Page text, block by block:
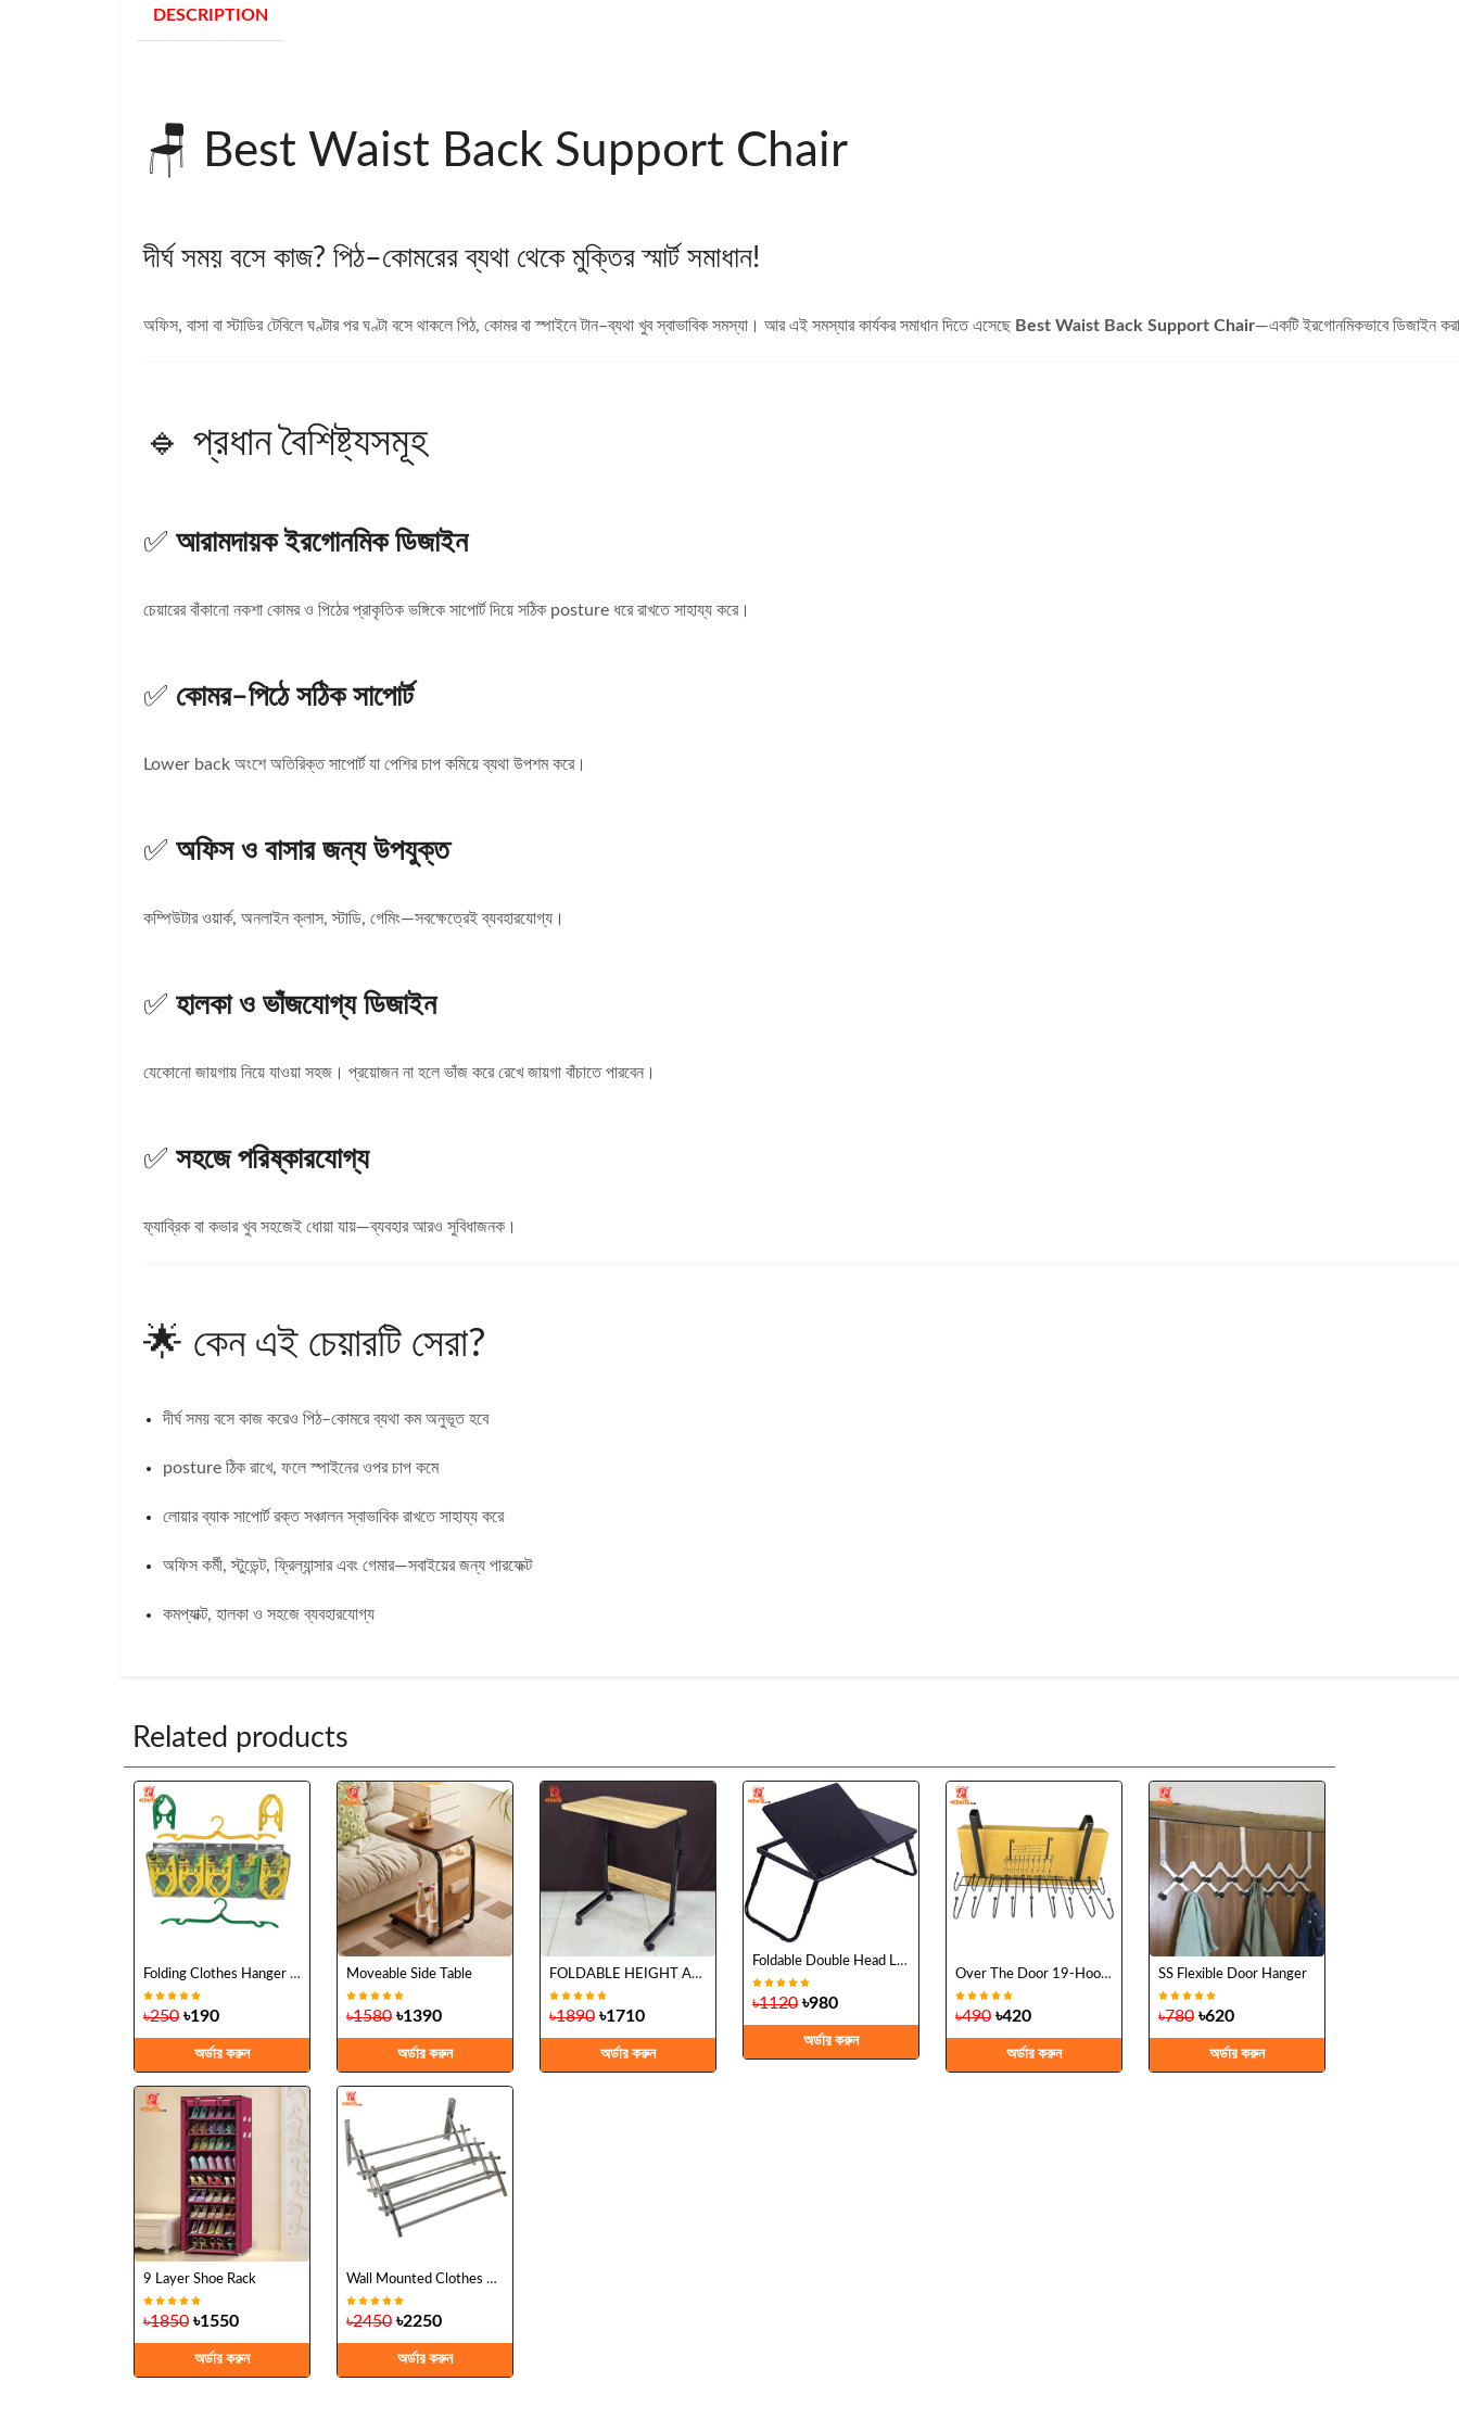
DESCRIPTION
🪑 Best Waist Back Support Chair
দীর্ঘ সময় বসে কাজ? পিঠ–কোমরের ব্যথা থেকে মুক্তির স্মার্ট সমাধান!
অফিস, বাসা বা স্টাডির টেবিলে ঘণ্টার পর ঘণ্টা বসে থাকলে পিঠ, কোমর বা স্পাইনে টান–ব্যথা খুব স্বাভাবিক সমস্যা। আর এই সমস্যার কার্যকর সমাধান দিতে এসেছে Best Waist Back Support Chair—একটি ইরগোনমিকভাবে ডিজাইন
🔹 প্রধান বৈশিষ্ট্যসমূহ
✅ আরামদায়ক ইরগোনমিক ডিজাইন
চেয়ারের বাঁকানো নকশা কোমর ও পিঠের প্রাকৃতিক ভঙ্গিকে সাপোর্ট দিয়ে সঠিক posture ধরে রাখতে সাহায্য করে।
✅ কোমর–পিঠে সঠিক সাপোর্ট
Lower back অংশে অতিরিক্ত সাপোর্ট যা পেশির চাপ কমিয়ে ব্যথা উপশম করে।
✅ অফিস ও বাসার জন্য উপযুক্ত
কম্পিউটার ওয়ার্ক, অনলাইন ক্লাস, স্টাডি, গেমিং—সবক্ষেত্রেই ব্যবহারযোগ্য।
✅ হালকা ও ভাঁজযোগ্য ডিজাইন
যেকোনো জায়গায় নিয়ে যাওয়া সহজ। প্রয়োজন না হলে ভাঁজ করে রেখে জায়গা বাঁচাতে পারবেন।
✅ সহজে পরিষ্কারযোগ্য
ফ্যাব্রিক বা কভার খুব সহজেই ধোয়া যায়—ব্যবহার আরও সুবিধাজনক।
🌟 কেন এই চেয়ারটি সেরা?
দীর্ঘ সময় বসে কাজ করেও পিঠ–কোমরে ব্যথা কম অনুভূত হবে
posture ঠিক রাখে, ফলে স্পাইনের ওপর চাপ কমে
লোয়ার ব্যাক সাপোর্ট রক্ত সঞ্চালন স্বাভাবিক রাখতে সাহায্য করে
অফিস কর্মী, স্টুডেন্ট, ফ্রিল্যান্সার এবং গেমার—সবাইয়ের জন্য পারফেক্ট
কমপ্যাক্ট, হালকা ও সহজে ব্যবহারযোগ্য
Related products
Folding Clothes Hanger (5-pcs)
৳250 ৳190
অর্ডার করুন
Moveable Side Table
৳1580 ৳1390
অর্ডার করুন
FOLDABLE HEIGHT ADJUSTABLE READING TABLE
৳1890 ৳1710
অর্ডার করুন
Foldable Double Head Laptop Table
৳1120 ৳980
অর্ডার করুন
Over The Door 19-Hook Hanger
৳490 ৳420
অর্ডার করুন
SS Flexible Door Hanger
৳780 ৳620
অর্ডার করুন
9 Layer Shoe Rack
৳1850 ৳1550
অর্ডার করুন
Wall Mounted Clothes Drying Hanger
৳2450 ৳2250
অর্ডার করুন